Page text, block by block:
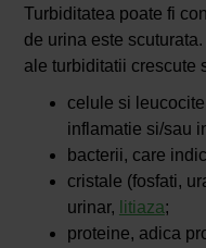
Turbiditatea poate fi
de urina este
ale turbiditatii crescute
celule si
inflamatie si/sau
bacterii, care
cristale (fosfati,
urinar, litiaza;
proteine, adica